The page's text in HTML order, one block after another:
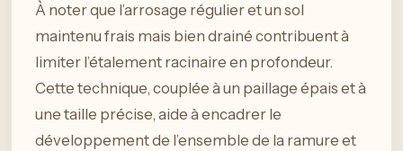
À noter que l’arrosage régulier et un sol
maintenu frais mais bien drainé contribuent à
limiter l’étalement racinaire en profondeur.
Cette technique, couplée à un paillage épais et à
une taille précise, aide à encadrer le
développement de l’ensemble de la ramure et